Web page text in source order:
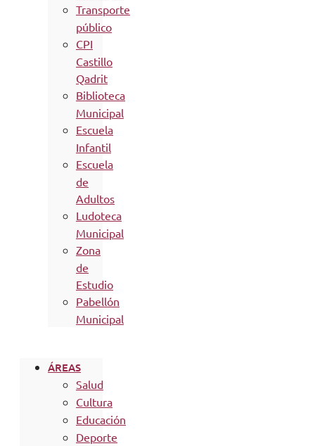
Transporte
público
CPI
Castillo
Qadrit
Biblioteca
Municipal
Escuela
Infantil
Escuela
de
Adultos
Ludoteca
Municipal
Zona
de
Estudio
Pabellón
Municipal
ÁREAS
Salud
Cultura
Educación
Deporte